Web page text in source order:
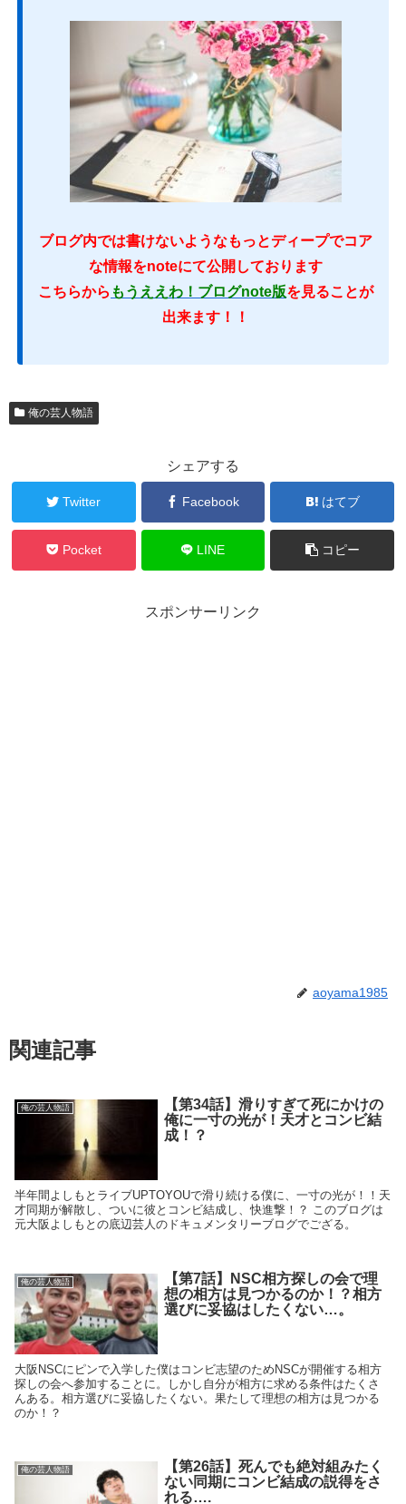
ブログ内では書けないようなもっとディープでコア
な情報をnoteにて公開しております
こちらから もうええわ！ブログnote版を見ることが
出来ます！！
俺の芸人物語
シェアする
Twitter Facebook はてブ
Pocket LINE コピー
スポンサーリンク
aoyama1985
関連記事
俺の芸人物語
【第34話】滑りすぎて死にかけの
俺に一寸の光が！天才とコンビ結
成！？
半年間よしもとライブUPTOYOUで滑り続ける僕に、一寸の光が！！天
才同期が解散し、ついに彼とコンビ結成し、快進撃！？ このブログは
元大阪よしもとの底辺芸人のドキュメンタリーブログでござる。
俺の芸人物語
【第7話】NSC相方探しの会で理
想の相方は見つかるのか！？相方
選びに妥協はしたくない…。
大阪NSCにピンで入学した僕はコンビ志望のためNSCが開催する相方
探しの会へ参加することに。しかし自分が相方に求める条件はたくさ
んある。相方選びに妥協したくない。果たして理想の相方は見つかる
のか！？
俺の芸人物語
【第26話】死んでも絶対組みたく
ない同期にコンビ結成の説得をさ
れる….